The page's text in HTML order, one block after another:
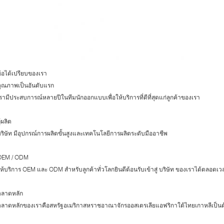
ได้เปรียบของเรา
ณภาพเป็นอันดับแรก
ามีประสบการณ์หลายปีในทีมนักออกแบบเพื่อให้บริการที่ดีที่สุดแก่ลูกค้าของเรา
ลิต
ษัท มีอุปกรณ์การผลิตขั้นสูงและเทคโนโลยีการผลิตระดับมืออาชีพ
/ ODM
บริการ OEM และ ODM สำหรับลูกค้าทั่วโลกยินดีต้อนรับเข้าสู่ บริษัท ของเราได้ตลอดเว
ลาดหลัก
าดหลักของเราคือสหรัฐอเมริกาสหราชอาณาจักรออสเตรเลียแอฟริกาใต้ไทยเกาหลีเป็น